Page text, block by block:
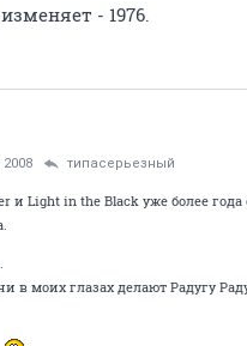
- 1976.
типасерьезный
и Light in the Black уже более
в моих глазах делают Радугу